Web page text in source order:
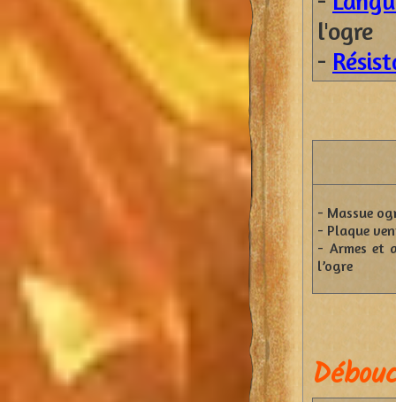
l'ogre
-
- Massue
- Plaque
- Armes et
l’ogre